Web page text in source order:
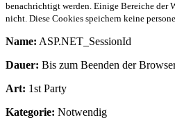
benachrichtigt werden. Einige Bereiche der
nicht. Diese Cookies speichern keine
Name: ASP.NET_SessionId
Dauer: Bis zum Beenden der
Art: 1st Party
Kategorie: Notwendig